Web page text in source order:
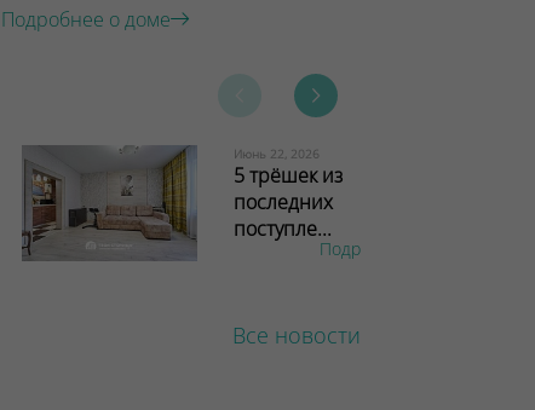
Подробнее о доме
Июнь 22, 2026
5 трёшек из
последних
поступле...
Подробнее
Все новости